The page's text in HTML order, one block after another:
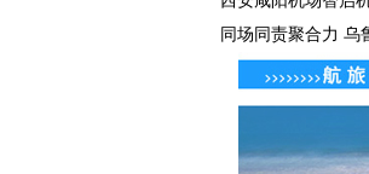
同场同责聚合力 乌